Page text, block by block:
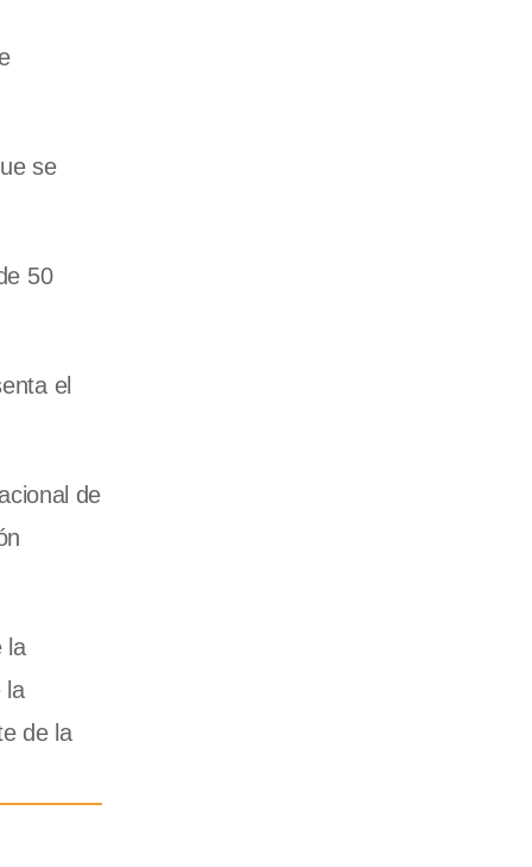
se
50
el
de
la
la
de la